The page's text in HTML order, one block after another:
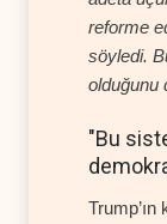
reforme
söyledi.
olduğunu
"Bu